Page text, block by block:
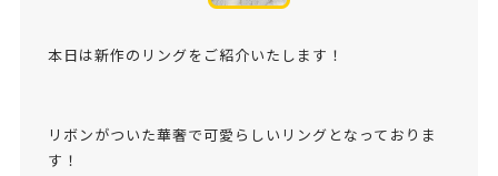
本日は新作のリングをご紹介いたします！
リボンがついた華奢で可愛らしいリングとなっておりま
す！